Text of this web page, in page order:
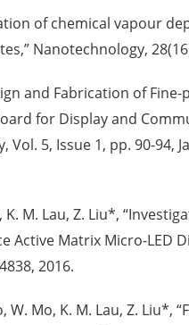
of chemical vapour
Nanotechnology,
and Fabrication of
for Display and
Vol. 5, Issue 1, pp. 90-94,
K. M. Lau, Z. Liu*,
Matrix Micro-LED
2016.
W. Mo, K. M. Lau, Z. Liu*,